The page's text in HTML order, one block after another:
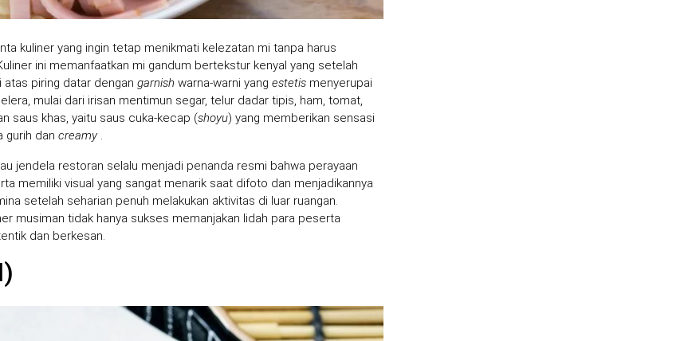
kuliner yang ingin tetap menikmati kelezatan mi tanpa harus
ini memanfaatkan mi gandum bertekstur kenyal yang setelah
atas piring datar dengan garnish warna-warni yang estetis menyerupai
mulai dari irisan mentimun segar, telur dadar tipis, ham, tomat,
saus khas, yaitu saus cuka-kecap (shoyu) yang memberikan sensasi
gurih dan creamy.
jendela restoran selalu menjadi penanda resmi bahwa perayaan
memiliki visual yang sangat menarik saat difoto dan menjadikannya
setelah seharian penuh melakukan aktivitas di luar ruangan.
musiman tidak hanya sukses memanjakan lidah para peserta
dan berkesan.